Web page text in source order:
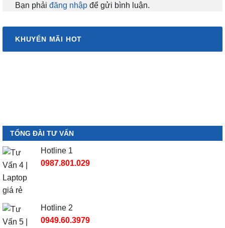
Bạn phải đăng nhập để gửi bình luận.
KHUYẾN MÃI HOT
TỔNG ĐÀI TƯ VẤN
Hotline 1
0987.801.029
Hotline 2
0949.60.3979